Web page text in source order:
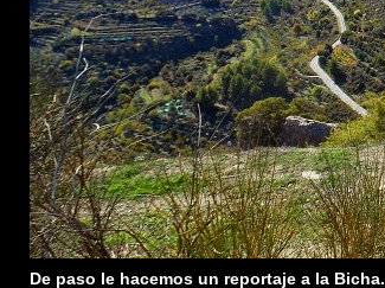
De paso le hacemos un reportaje a la Bicha.